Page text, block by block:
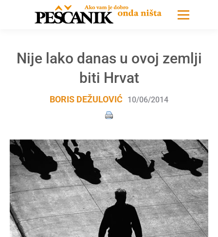
Nije lako danas u ovoj zemlji
biti Hrvat
BORIS DEŽULOVIĆ 10/06/2014